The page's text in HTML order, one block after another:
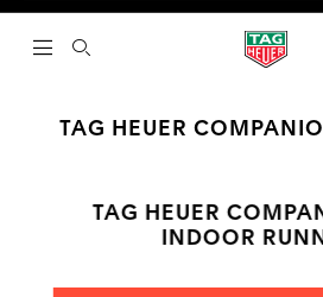
Suche öffnen
TAG HEUER
TAG HEUER
INDOOR